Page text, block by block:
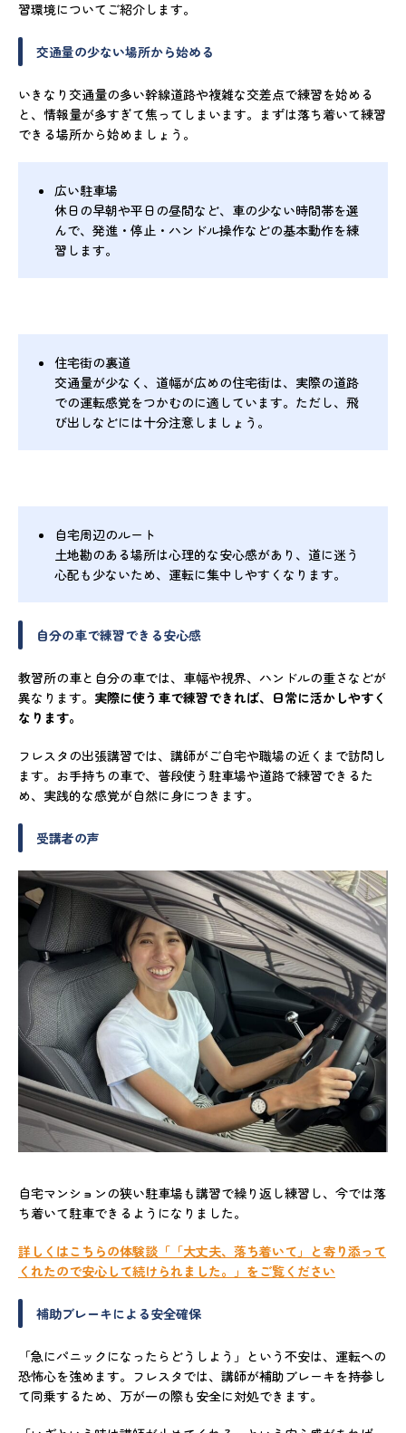
習環境についてご紹介します。
交通量の少ない場所から始める
いきなり交通量の多い幹線道路や複雑な交差点で練習を始める
と、情報量が多すぎて焦ってしまいます。まずは落ち着いて練習
できる場所から始めましょう。
広い駐車場
休日の早朝や平日の昼間など、車の少ない時間帯を選
んで、発進・停止・ハンドル操作などの基本動作を練
習します。
住宅街の裏道
交通量が少なく、道幅が広めの住宅街は、実際の道路
での運転感覚をつかむのに適しています。ただし、飛
び出しなどには十分注意しましょう。
自宅周辺のルート
土地勘のある場所は心理的な安心感があり、道に迷う
心配も少ないため、運転に集中しやすくなります。
自分の車で練習できる安心感
教習所の車と自分の車では、車幅や視界、ハンドルの重さなどが
異なります。 実際に使う車で練習できれば、日常に活かしやすく
なります。
フレスタの出張講習では、講師がご自宅や職場の近くまで訪問し
ます。お手持ちの車で、普段使う駐車場や道路で練習できるた
め、実践的な感覚が自然に身につきます。
受講者の声
自宅マンションの狭い駐車場も講習で繰り返し練習し、今では落
ち着いて駐車できるようになりました。
詳しくはこちらの体験談「「大丈夫、落ち着いて」と寄り添って
くれたので安心して続けられました。」をご覧ください
補助ブレーキによる安全確保
「急にパニックになったらどうしよう」という不安は、運転への
恐怖心を強めます。フレスタでは、講師が補助ブレーキを持参し
て同乗するため、万が一の際も安全に対処できます。